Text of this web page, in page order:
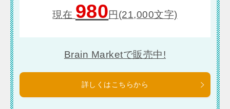
現在 980円(21,000文字)
Brain Marketで販売中!
詳しくはこちらから